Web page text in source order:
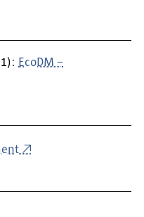
EcoDM –